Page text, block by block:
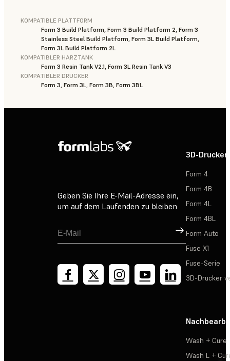
KOMPATIBLE PLATTFORM
Form 3 Build Platform, Form 3 Build Platform 2, Form 3
Stainless Steel Build Platform, Form 3L Build Platform,
Form 3L Build Platform 2L
KOMPATIBLER HARZTANK
Form 3 Resin Tank V2.1, Form 3L Resin Tank V3
KOMPATIBLER DRUCKER
Form 3, Form 3L, Form 3B, Form 3BL
Geben Sie Ihre E-Mail-Adresse ein,
um auf dem Laufenden zu bleiben
Registrieren
3D-Drucker
Form 4
Form 4B
Form 4L
Form 4BL
Form Auto
Fuse X1
Fuse-Serie
3D-Drucker
Wash + Cure
Wash L +